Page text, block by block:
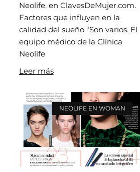
Neolife, en ClavesDeMujer.com.
Factores que influyen en la
calidad del sueño “Son varios. El
equipo médico de la Clínica
Neolife
Leer más
NEOLIFE EN WOMAN